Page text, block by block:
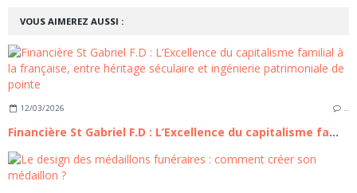
VOUS AIMEREZ AUSSI :
12/03/2026 …
Financière St Gabriel F.D : L’Excellence du capitalisme familial à la française, entre héritage séculaire et ingénierie patrimoniale de pointe